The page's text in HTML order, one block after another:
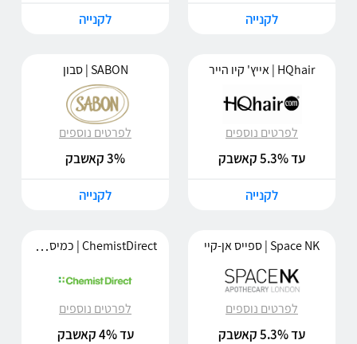
לקנייה לקנייה
HQhair | אייץ' קיו הייר
לפרטים נוספים
עד 5.3% קאשבק
לקנייה
SABON | סבון
לפרטים נוספים
3% קאשבק
לקנייה
Space NK | ספייס אן-קיי
לפרטים נוספים
עד 5.3% קאשבק
ChemistDirect | כמיסט דיירקט
לפרטים נוספים
עד 4% קאשבק